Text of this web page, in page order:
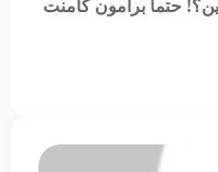
حتما برامون کامنت